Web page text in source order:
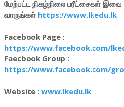
மேற்பட்ட நிகழ்நிலை பரீட்சைகள் இவை
வாருங்கள் https://www.lkedu.lk
Facebook Page :
https://www.facebook.com/
Faecbook Group :
https://www.facebook.com/
Website : www.lkedu.lk